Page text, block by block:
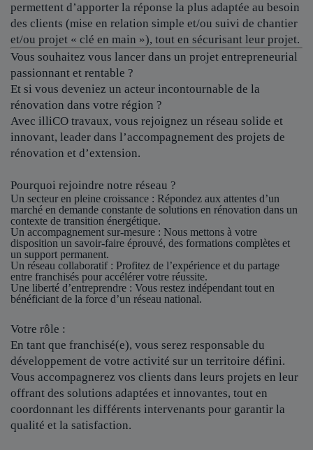
permettent d’apporter la réponse la plus adaptée au besoin
des clients (mise en relation simple et/ou suivi de chantier
et/ou projet « clé en main »), tout en sécurisant leur projet.
Vous souhaitez vous lancer dans un projet entrepreneurial
passionnant et rentable ?
Et si vous deveniez un acteur incontournable de la
rénovation dans votre région ?
Avec illiCO travaux, vous rejoignez un réseau solide et
innovant, leader dans l’accompagnement des projets de
rénovation et d’extension.
Pourquoi rejoindre notre réseau ?
Un secteur en pleine croissance : Répondez aux attentes d’un
marché en demande constante de solutions en rénovation dans un
contexte de transition énergétique.
Un accompagnement sur-mesure : Nous mettons à votre
disposition un savoir-faire éprouvé, des formations complètes et
un support permanent.
Un réseau collaboratif: Profitez de l’expérience et du partage
entre franchisés pour accélérer votre réussite.
Une liberté d’entreprendre : Vous restez indépendant tout en
bénéficiant de la force d’un réseau national.
Votre rôle :
En tant que franchisé(e), vous serez responsable du
développement de votre activité sur un territoire défini.
Vous accompagnerez vos clients dans leurs projets en leur
offrant des solutions adaptées et innovantes, tout en
coordonnant les différents intervenants pour garantir la
qualité et la satisfaction.